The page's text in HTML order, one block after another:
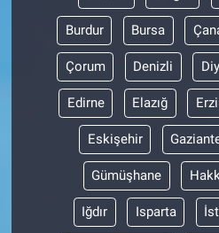
Burdur Bursa
Çorum Denizli
Edirne Elazığ
Eskişehir
Gümüşhane
Iğdır Isparta